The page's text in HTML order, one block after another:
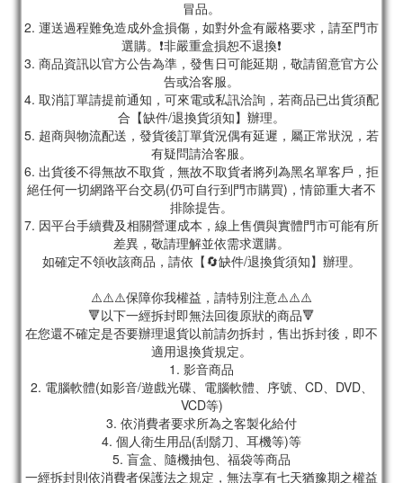
冒品。
2. 運送過程難免造成外盒損傷，如對外盒有嚴格要求，請至門市
選購。❗非嚴重盒損恕不退換❗
3. 商品資訊以官方公告為準，發售日可能延期，敬請留意官方公
告或洽客服。
4. 取消訂單請提前通知，可來電或私訊洽詢，若商品已出貨須配
合【缺件/退換貨須知】辦理。
5. 超商與物流配送，發貨後訂單貨況偶有延遲，屬正常狀況，若
有疑問請洽客服。
6. 出貨後不得無故不取貨，無故不取貨者將列為黑名單客戶，拒
絕任何一切網路平台交易(仍可自行到門市購買)，情節重大者不
排除提告。
7. 因平台手續費及相關營運成本，線上售價與實體門市可能有所
差異，敬請理解並依需求選購。
如確定不領收該商品，請依【🔄缺件/退換貨須知】辦理。
⚠️⚠️⚠️保障你我權益，請特別注意⚠️⚠️⚠️
🔻以下一經拆封即無法回復原狀的商品🔻
在您還不確定是否要辦理退貨以前請勿拆封，售出拆封後，即不
適用退換貨規定。
1. 影音商品
2. 電腦軟體(如影音/遊戲光碟、電腦軟體、序號、CD、DVD、
VCD等)
3. 依消費者要求所為之客製化給付
4. 個人衛生用品(刮鬍刀、耳機等)等
5. 盲盒、隨機抽包、福袋等商品
一經拆封則依消費者保護法之規定，無法享有七天猶豫期之權益